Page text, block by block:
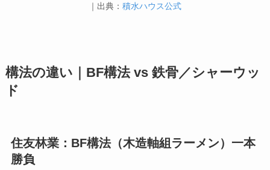
｜出典： 積水ハウス公式
構法の違い｜BF構法 vs 鉄骨／シャーウッ
ド
住友林業：BF構法（木造軸組ラーメン）一本
勝負